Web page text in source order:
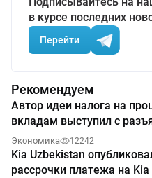
в курсе последних
Перейти
Рекомендуем
Автор идеи налога на
вкладам выступил с
Экономика 12242
Kia Uzbekistan
рассрочки платежа на Kia